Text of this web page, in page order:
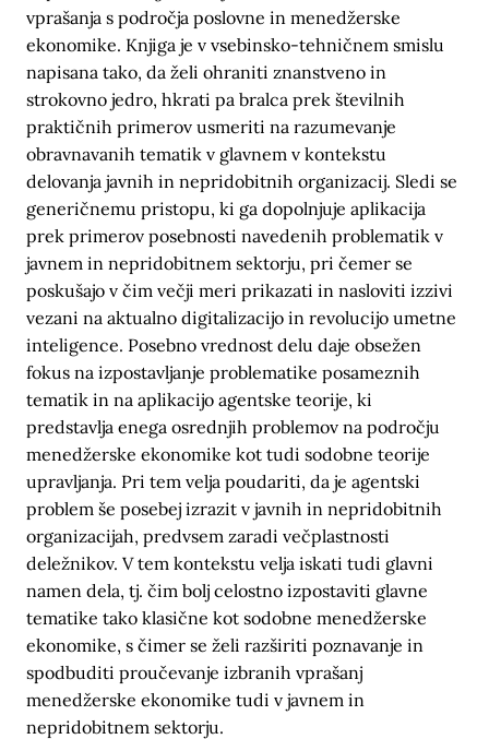
vprašanja s področja poslovne in menedžerske
ekonomike. Knjiga je v vsebinsko-tehničnem smislu
napisana tako, da želi ohraniti znanstveno in
strokovno jedro, hkrati pa bralca prek številnih
praktičnih primerov usmeriti na razumevanje
obravnavanih tematik v glavnem v kontekstu
delovanja javnih in nepridobitnih organizacij. Sledi se
generičnemu pristopu, ki ga dopolnjuje aplikacija
prek primerov posebnosti navedenih problematik v
javnem in nepridobitnem sektorju, pri čemer se
poskušajo v čim večji meri prikazati in nasloviti izzivi
vezani na aktualno digitalizacijo in revolucijo umetne
inteligence. Posebno vrednost delu daje obsežen
fokus na izpostavljanje problematike posameznih
tematik in na aplikacijo agentske teorije, ki
predstavlja enega osrednjih problemov na področju
menedžerske ekonomike kot tudi sodobne teorije
upravljanja. Pri tem velja poudariti, da je agentski
problem še posebej izrazit v javnih in nepridobitnih
organizacijah, predvsem zaradi večplastnosti
deležnikov. V tem kontekstu velja iskati tudi glavni
namen dela, tj. čim bolj celostno izpostaviti glavne
tematike tako klasične kot sodobne menedžerske
ekonomike, s čimer se želi razširiti poznavanje in
spodbuditi proučevanje izbranih vprašanj
menedžerske ekonomike tudi v javnem in
nepridobitnem sektorju.